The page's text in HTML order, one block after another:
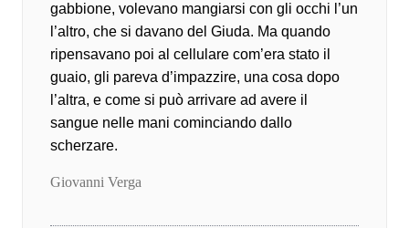
gabbione, volevano mangiarsi con gli occhi l’un
l’altro, che si davano del Giuda. Ma quando
ripensavano poi al cellulare com’era stato il
guaio, gli pareva d’impazzire, una cosa dopo
l’altra, e come si può arrivare ad avere il
sangue nelle mani cominciando dallo
scherzare.
Giovanni Verga